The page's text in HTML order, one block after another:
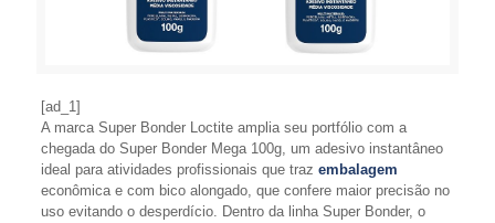
[ad_1]
A marca Super Bonder Loctite amplia seu portfólio com a
chegada do Super Bonder Mega 100g, um adesivo instantâneo
ideal para atividades profissionais que traz embalagem
econômica e com bico alongado, que confere maior precisão no
uso evitando o desperdício. Dentro da linha Super Bonder, o